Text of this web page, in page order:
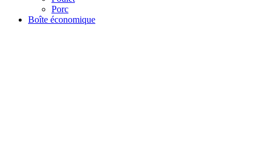
Porc
Boîte économique